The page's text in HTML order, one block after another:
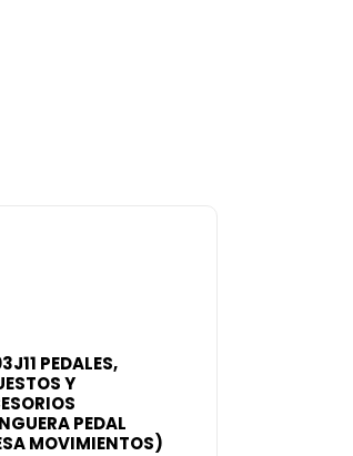
PEDALES,
Y
PEDAL
MOVIMIENTOS)